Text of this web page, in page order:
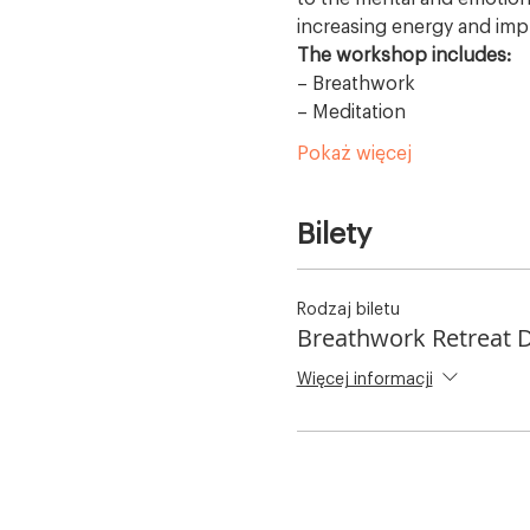
increasing energy and
The workshop includes:
– Breathwork
– Meditation
Pokaż więcej
Bilety
Rodzaj biletu
Breathwork Retreat
Więcej informacji